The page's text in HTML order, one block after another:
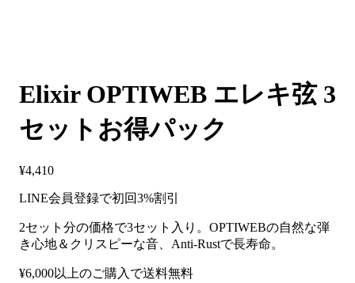
Elixir OPTIWEB エレキ弦 3
セットお得パック
¥4,410
LINE会員登録で初回3%割引
2セット分の価格で3セット入り。OPTIWEBの自然な弾
き心地＆クリスピーな音、Anti-Rustで長寿命。
¥6,000以上のご購入で送料無料